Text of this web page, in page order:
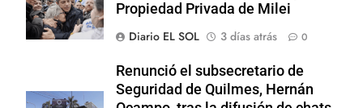
Propiedad Privada de Milei
Diario EL SOL
3 días atrás 0
Renunció el subsecretario de
Seguridad de Quilmes, Hernán